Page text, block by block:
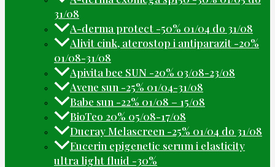
31/08
A-derma protect -50% 01/04 do 31/08
Alivit cink, aterostop i antiparazit -20%
01/08-31/08
Apivita bee SUN -20% 03/08-23/08
Avene sun -25% 01/04-31/08
Babe sun -22% 01/08 – 15/08
BioTeo 20% 05/08-17/08
Ducray Melascreen -25% 01/04 do 31/08
Eucerin epigenetic serum i elasticity
ultra light fluid -30%